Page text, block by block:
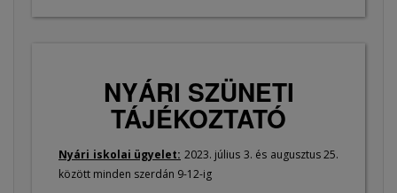
NYÁRI SZÜNETI
TÁJÉKOZTATÓ
Nyári iskolai ügyelet: 2023. július 3. és augusztus 25.
között minden szerdán 9-12-ig